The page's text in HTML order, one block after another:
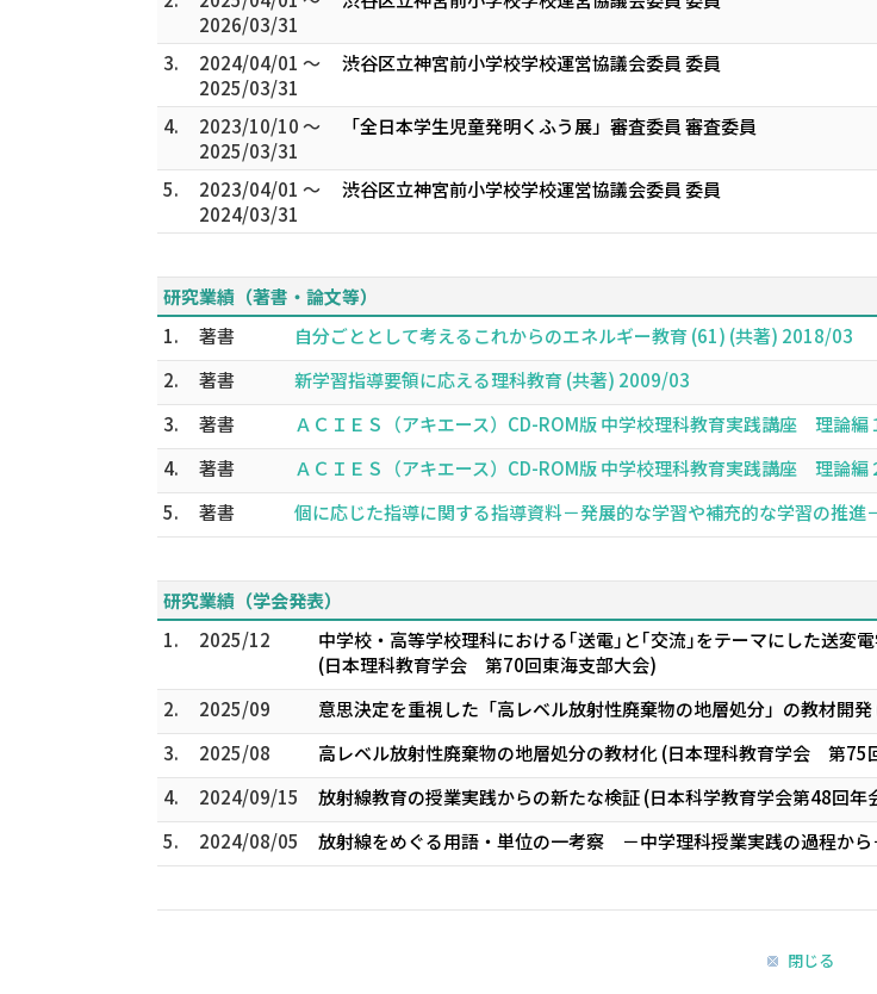
2026/03/31
3.
2024/04/01 ～
2025/03/31
渋谷区立神宮前小学校学校運営協議会委員 委員
4.
2023/10/10 ～
2025/03/31
「全日本学生児童発明くふう展」審査委員 審査委員
5.
2023/04/01 ～
2024/03/31
渋谷区立神宮前小学校学校運営協議会委員 委員
研究業績（著書・論文等）
1.
著書
自分ごととして考えるこれからのエネルギー教育 (61) (共著) 2018/03
2.
著書
新学習指導要領に応える理科教育 (共著) 2009/03
3.
著書
ＡＣＩＥＳ（アキエース）CD-ROM版 中学校理科教育実践講座 理論
4.
著書
ＡＣＩＥＳ（アキエース）CD-ROM版 中学校理科教育実践講座 理論
5.
著書
個に応じた指導に関する指導資料－発展的な学習や補充的な学習の推
研究業績（学会発表）
1.
2025/12
中学校・高等学校理科における｢送電｣と｢交流｣をテーマにした送変
(日本理科教育学会 第70回東海支部大会)
2.
2025/09
意思決定を重視した「高レベル放射性廃棄物の地層処分」の教材開
3.
2025/08
高レベル放射性廃棄物の地層処分の教材化 (日本理科教育学会 第75
4.
2024/09/15
放射線教育の授業実践からの新たな検証 (日本科学教育学会第48回年
5.
2024/08/05
放射線をめぐる用語・単位の一考察 －中学理科授業実践の過程か
閉じる